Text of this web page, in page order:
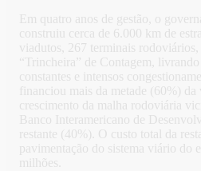
Em quatro anos de gestão, o
construiu cerca de 6.000 km de
viadutos, 267 terminais rodoviários,
“Trincheira” de Contagem,
constantes e intensos
financiou mais da metade (60%)
crescimento da malha rodoviária
Banco Interamericano de
restante (40%). O custo total da
pavimentação do sistema viário do
milhões.